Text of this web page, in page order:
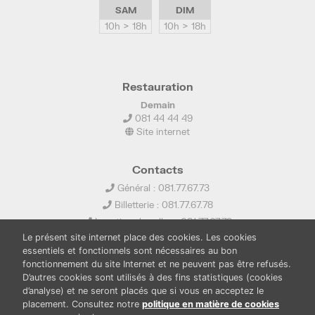
SAM
10h > 18h
DIM
10h > 18h
Restauration
Demain
081 44 44 49
Site internet
Contacts
Général : 081.77.67.73
Billetterie : 081.77.67.78
Location de salles : 081.77.67.79
info@ledelta.be
Le présent site internet place des cookies. Les cookies
essentiels et fonctionnels sont nécessaires au bon
fonctionnement du site Internet et ne peuvent pas être refusés.
D’autres cookies sont utilisés à des fins statistiques (cookies
d’analyse) et ne seront placés que si vous en acceptez le
placement. Consultez notre politique en matière de cookies